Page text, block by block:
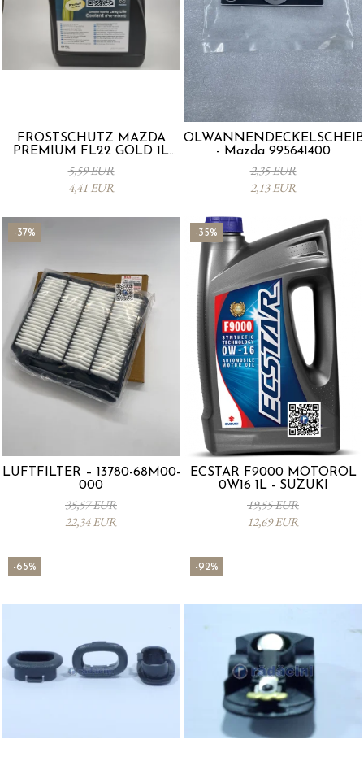
FROSTSCHUTZ MAZDA
PREMIUM FL22 GOLD 1L
L247CL005 4X
5,59 EUR
4,41 EUR
- Mazda 995641400
2,35 EUR
2,13 EUR
-37%
LUFTFILTER – 13780-68M00-
000
35,57 EUR
22,34 EUR
-35%
ECSTAR F9000 MOTORÖL
0W16 1L - SUZUKI
19,55 EUR
12,69 EUR
-65% -92%